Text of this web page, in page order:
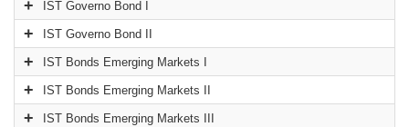
IST Governo Bond I
IST Governo Bond II
IST Bonds Emerging Markets I
IST Bonds Emerging Markets II
IST Bonds Emerging Markets III